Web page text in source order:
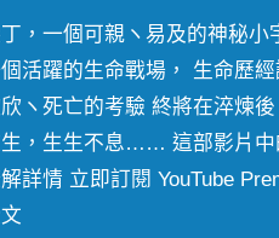
，一個可親ヽ易及的神秘小
活躍的生命戰場， 生命歷
ヽ死亡的考驗 終將在淬煉
，生生不息…… 這部影片中
詳情 立即訂閱 YouTube